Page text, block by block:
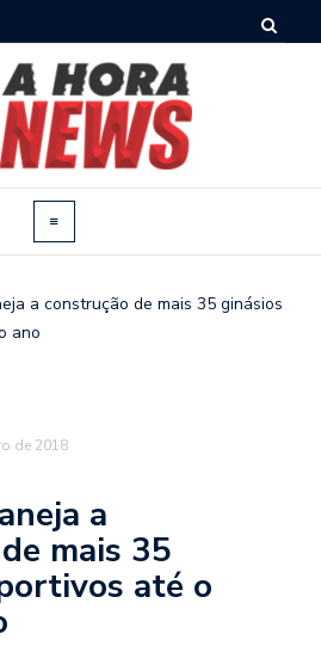
a construção de mais 35 ginásios
ano
de 2018
a
mais 35
até o